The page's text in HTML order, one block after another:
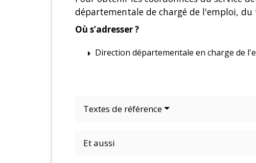
départementale de chargé de l'emploi,
Où s’adresser ?
arrow_right Direction départementale en charge de
Textes de référence
Et aussi